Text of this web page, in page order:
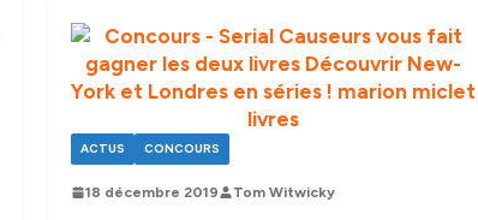
ACTUS CONCOURS
18 décembre 2019 Tom Witwicky